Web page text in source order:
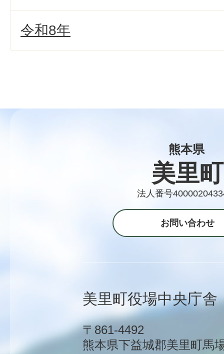
令和8年
熊本県
美里町
法人番号
お問い合わせ
美里町役場中央庁舎
〒861-4492
熊本県下益城郡美里町馬